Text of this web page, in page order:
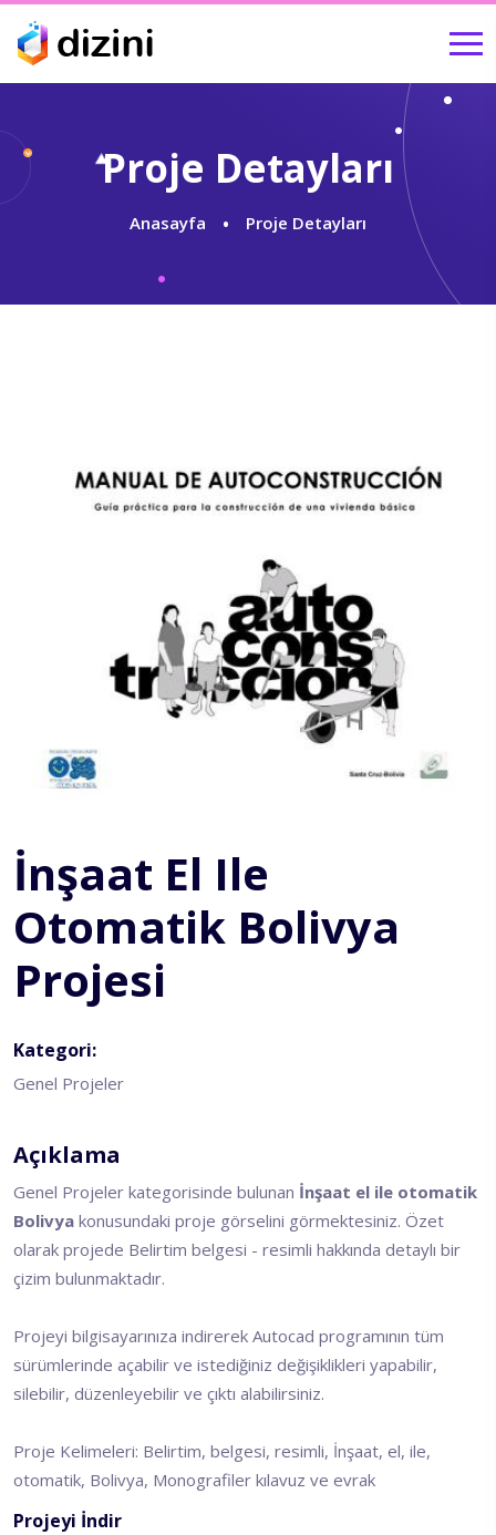
Proje Detayları
Anasayfa Proje Detayları
İnşaat El Ile
Otomatik Bolivya
Projesi
Kategori:
Genel Projeler
Açıklama
Genel Projeler kategorisinde bulunan İnşaat el ile otomatik
Bolivya konusundaki proje görselini görmektesiniz. Özet
olarak projede Belirtim belgesi - resimli hakkında detaylı bir
çizim bulunmaktadır.
Projeyi bilgisayarınıza indirerek Autocad programının tüm
sürümlerinde açabilir ve istediğiniz değişiklikleri yapabilir,
silebilir, düzenleyebilir ve çıktı alabilirsiniz.
Proje Kelimeleri: Belirtim, belgesi, resimli, İnşaat, el, ile,
otomatik, Bolivya, Monografiler kılavuz ve evrak
Projeyi İndir